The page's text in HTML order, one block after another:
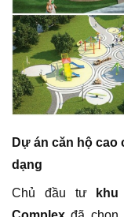
Dự án căn hộ cao
dạng
Chủ đầu tư